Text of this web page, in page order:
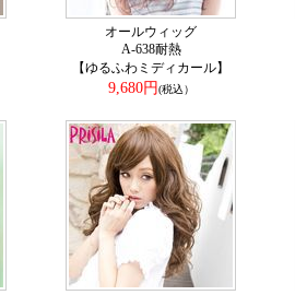
オールウィッグ
A-638耐熱
【ゆるふわミディカール】
9,680円(税込）